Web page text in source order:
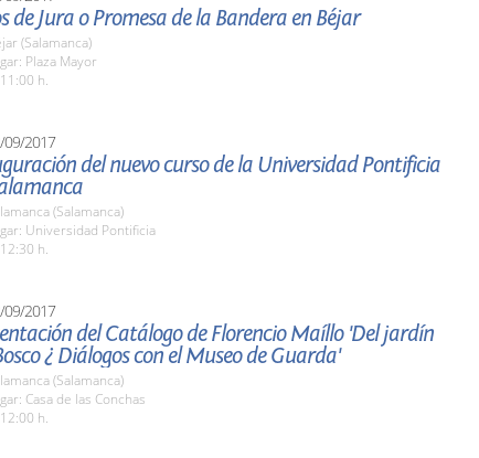
de Jura o Promesa de la Bandera en Béjar
(Salamanca)
Plaza Mayor
h.
09/2017
del nuevo curso de la Universidad Pontificia
(Salamanca)
Universidad Pontificia
h.
09/2017
del Catálogo de Florencio Maíllo 'Del jardín
¿ Diálogos con el Museo de Guarda'
(Salamanca)
Casa de las Conchas
h.